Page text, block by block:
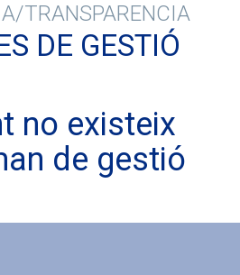
TRANSPARENCIA
DE GESTIÓ
no existeix
de gestió